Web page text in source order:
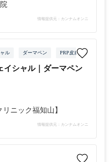
情報提供元：カンナムオンニ
ル ダーマペン PRP皮膚再生療法
イシャル｜ダーマペン
ニック福知山】
情報提供元：カンナムオンニ